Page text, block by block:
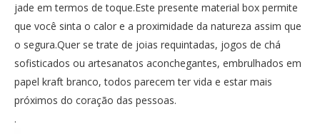
jade em termos de toque.Este presente material box permite
que você sinta o calor e a proximidade da natureza assim que
o segura.Quer se trate de joias requintadas, jogos de chá
sofisticados ou artesanatos aconchegantes, embrulhados em
papel kraft branco, todos parecem ter vida e estar mais
próximos do coração das pessoas.
.